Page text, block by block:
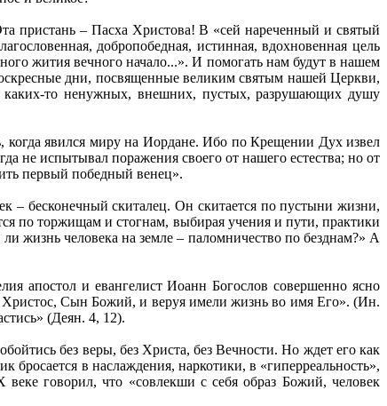
пристань – Пасха Христова! В «сей нареченный и святый
добропобедная, истинная, вдохновенная цель
жития вечного начало...». И помогать нам будут в нашем
дни, посвященные великим святым нашей Церкви,
каких-то ненужных, внешних, пустых, разрушающих душу
когда явился миру на Иордане. Ибо по Крещении Дух извел
не испытывал поражения своего от нашего естества; но от
первый победный венец».
– бесконечный скиталец. Он скитается по пустыни жизни,
по торжищам и стогнам, выбирая учения и пути, практики
жизнь человека на земле – паломничество по безднам?» А
апостол и евангелист Иоанн Богослов совершенно ясно
Христос, Сын Божий, и веруя имели жизнь во имя Его». (Ин.
(Деян. 4, 12).
без веры, без Христа, без Вечности. Но ждет его как
бросается в наслаждения, наркотики, в «гиперреальность»,
говорил, что «совлекши с себя образ Божий, человек